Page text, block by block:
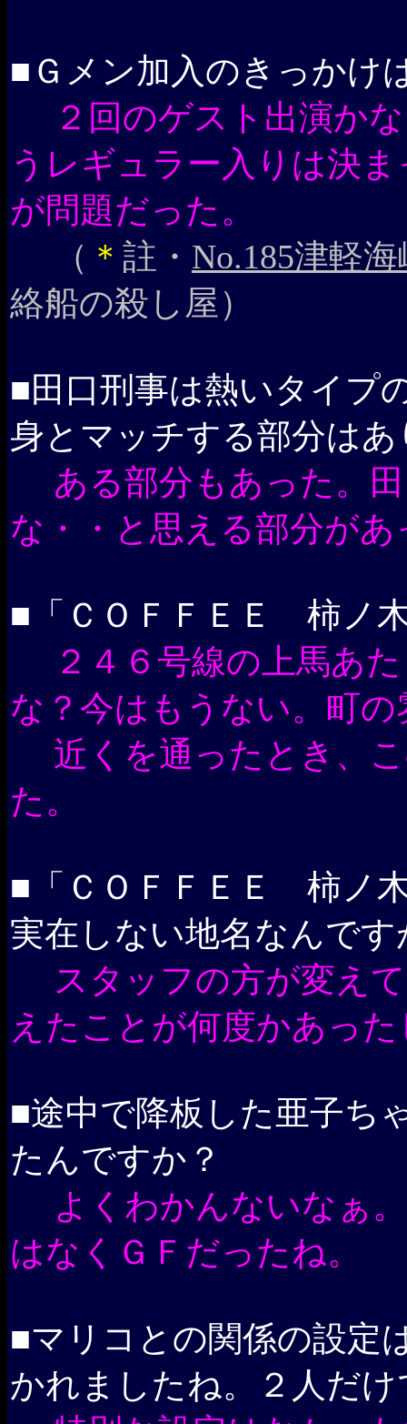
■Ｇメン加入のきっかけ
２回のゲスト出演か
うレギュラー入りは決
が問題だった。
（ ＊ 註・ No.185津軽
絡船の殺し屋）
■田口刑事は熱いタイプ
身とマッチする部分は
ある部分もあった。
な・・と思える部分があ
■「ＣＯＦＦＥＥ 柿ノ
２４６号線の上馬あ
な？今はもうない。町
近くを通ったとき、
た。
■「ＣＯＦＦＥＥ 柿ノ
実在しない地名なんです
スタッフの方が変え
えたことが何度かあった
■途中で降板した亜子ち
たんですか？
よくわかんないなぁ
はなくＧＦだったね。
■マリコとの関係の設定
かれましたね。２人だけ